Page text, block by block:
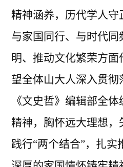
精神涵养，历代学人守
与家国同行、与时代同
明、推动文化繁荣方
望全体山大人深入贯
《文史哲》编辑部全
精神，胸怀远大理想
践行“两个结合”，扎实